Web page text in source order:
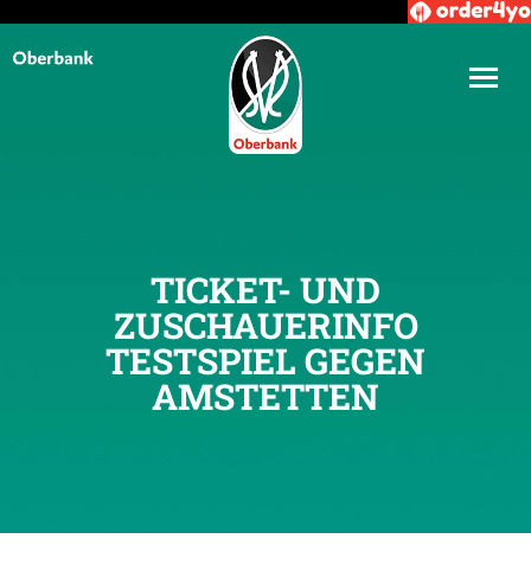
TICKET- UND
ZUSCHAUERINFO
TESTSPIEL GEGEN
AMSTETTEN